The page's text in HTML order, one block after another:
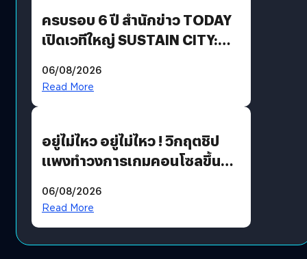
ครบรอบ 6 ปี สำนักข่าว TODAY
เปิดเวทีใหญ่ SUSTAIN CITY:
แนวทางปรับตัวสู่เศรษฐกิจสี
06/08/2026
Read More
อยู่ไม่ไหว อยู่ไม่ไหว ! วิกฤตชิป
แพงทำวงการเกมคอนโซลขึ้น
?
06/08/2026
Read More